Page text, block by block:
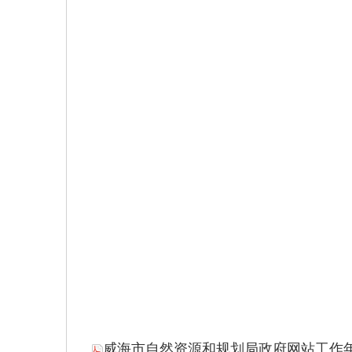
威海市自然资源和规划局政府网站工作